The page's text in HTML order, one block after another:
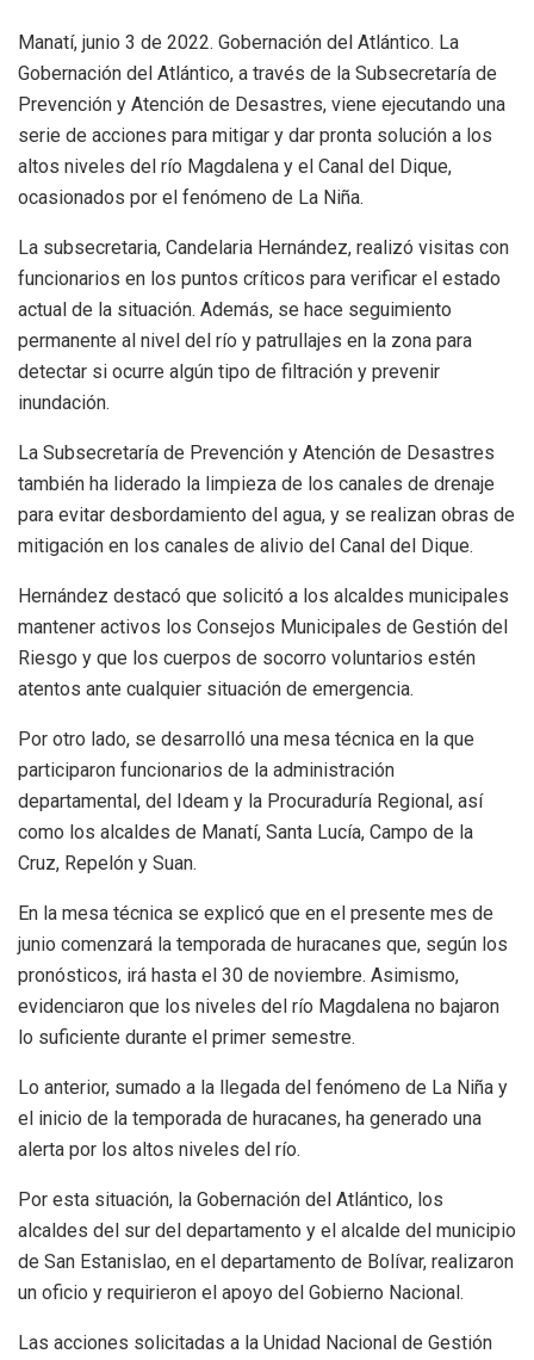
Manatí, junio 3 de 2022. Gobernación del Atlántico. La
Gobernación del Atlántico, a través de la Subsecretaría de
Prevención y Atención de Desastres, viene ejecutando una
serie de acciones para mitigar y dar pronta solución a los
altos niveles del río Magdalena y el Canal del Dique,
ocasionados por el fenómeno de La Niña.
La subsecretaria, Candelaria Hernández, realizó visitas con
funcionarios en los puntos críticos para verificar el estado
actual de la situación. Además, se hace seguimiento
permanente al nivel del río y patrullajes en la zona para
detectar si ocurre algún tipo de filtración y prevenir
inundación.
La Subsecretaría de Prevención y Atención de Desastres
también ha liderado la limpieza de los canales de drenaje
para evitar desbordamiento del agua, y se realizan obras de
mitigación en los canales de alivio del Canal del Dique.
Hernández destacó que solicitó a los alcaldes municipales
mantener activos los Consejos Municipales de Gestión del
Riesgo y que los cuerpos de socorro voluntarios estén
atentos ante cualquier situación de emergencia.
Por otro lado, se desarrolló una mesa técnica en la que
participaron funcionarios de la administración
departamental, del Ideam y la Procuraduría Regional, así
como los alcaldes de Manatí, Santa Lucía, Campo de la
Cruz, Repelón y Suan.
En la mesa técnica se explicó que en el presente mes de
junio comenzará la temporada de huracanes que, según los
pronósticos, irá hasta el 30 de noviembre. Asimismo,
evidenciaron que los niveles del río Magdalena no bajaron
lo suficiente durante el primer semestre.
Lo anterior, sumado a la llegada del fenómeno de La Niña y
el inicio de la temporada de huracanes, ha generado una
alerta por los altos niveles del río.
Por esta situación, la Gobernación del Atlántico, los
alcaldes del sur del departamento y el alcalde del municipio
de San Estanislao, en el departamento de Bolívar, realizaron
un oficio y requirieron el apoyo del Gobierno Nacional.
Las acciones solicitadas a la Unidad Nacional de Gestión